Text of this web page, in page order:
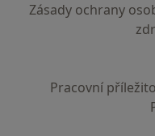
Zásady ochrany
Pracovní